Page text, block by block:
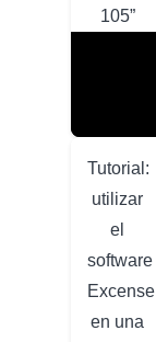
105”
Tutorial:
utilizar
el
software
Excense
en una